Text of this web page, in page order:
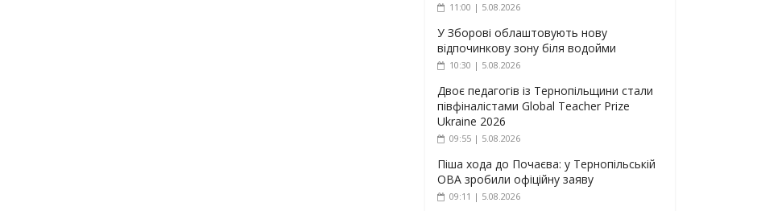
11:00 | 5.08.2026
У Зборові облаштовують нову
відпочинкову зону біля водойми
10:30 | 5.08.2026
Двоє педагогів із Тернопільщини стали
півфіналістами Global Teacher Prize
Ukraine 2026
09:55 | 5.08.2026
Піша хода до Почаєва: у Тернопільській
ОВА зробили офіційну заяву
09:11 | 5.08.2026